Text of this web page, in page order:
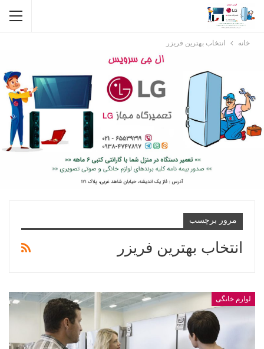
خانه انتخاب بهترین فریزر
مرور برچسب
انتخاب بهترین فریزر
لوارم خانگی